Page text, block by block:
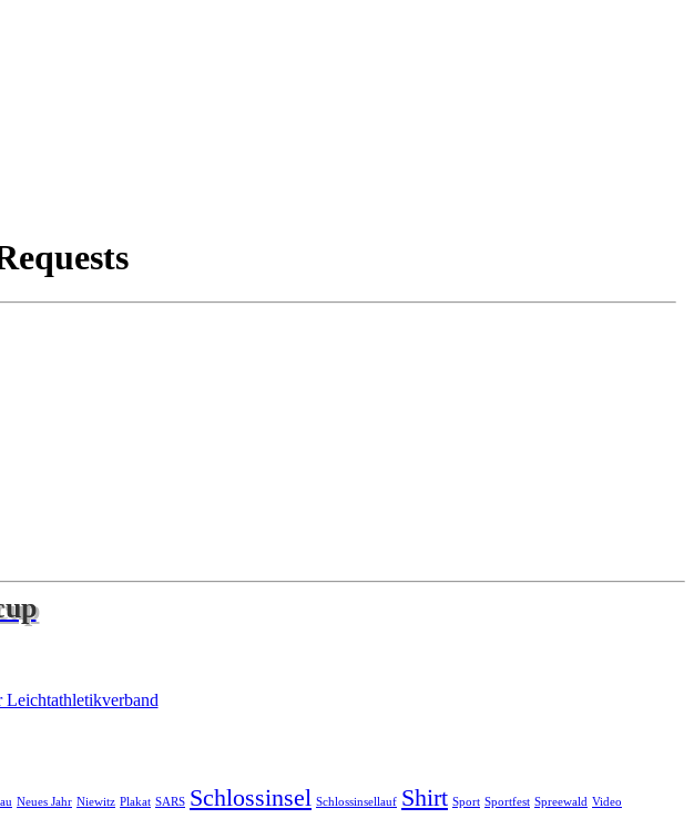
Neues Jahr Niewitz Plakat SARS Schlossinsel Schlossinsellauf Shirt Sport Sportfest Spreewald Video